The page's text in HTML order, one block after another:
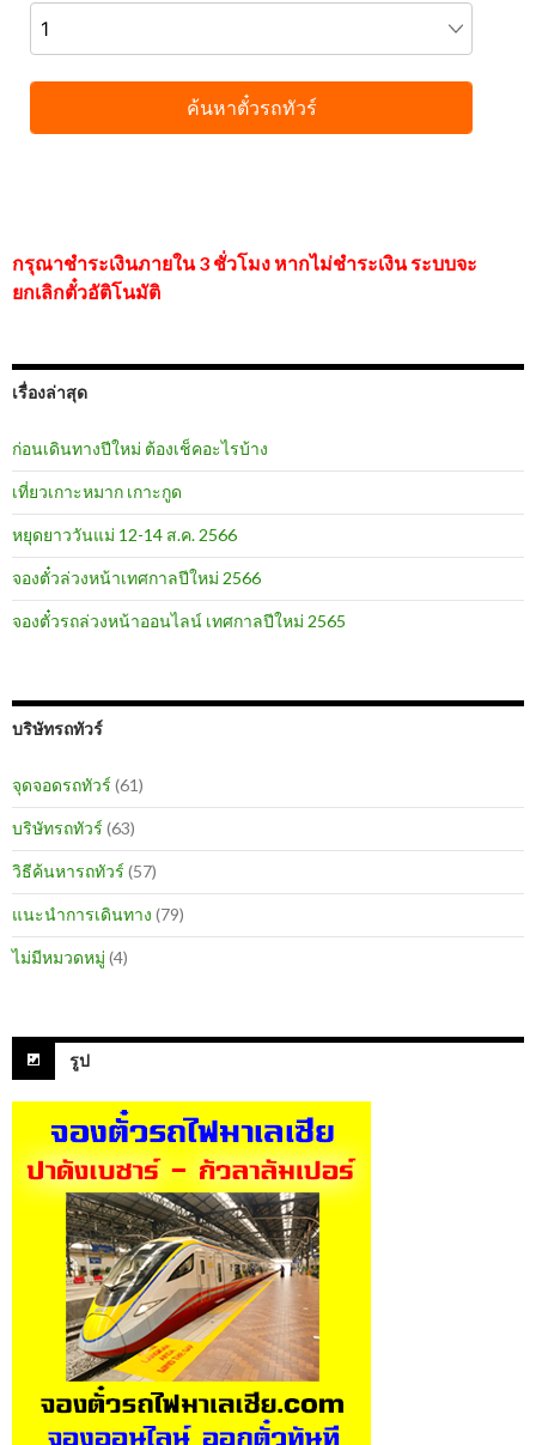
กรุณาชำระเงินภายใน 3 ชั่วโมง หากไม่ชำระเงิน ระบบจะ
ยกเลิกตั๋วอัติโนมัติ
เรื่องล่าสุด
ก่อนเดินทางปีใหม่ ต้องเช็คอะไรบ้าง
เที่ยวเกาะหมาก เกาะกูด
หยุดยาววันแม่ 12-14 ส.ค. 2566
จองตั๋วล่วงหน้าเทศกาลปีใหม่ 2566
จองตั๋วรถล่วงหน้าออนไลน์ เทศกาลปีใหม่ 2565
บริษัทรถทัวร์
จุดจอดรถทัวร์ (61)
บริษัทรถทัวร์ (63)
วิธีค้นหารถทัวร์ (57)
แนะนำการเดินทาง (79)
ไม่มีหมวดหมู่ (4)
รูป